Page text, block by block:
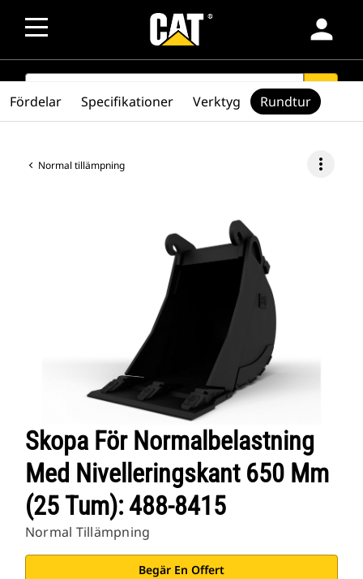
person
SEARCH search
Normal tillämpning more_vert
Skopa För Normalbelastning
Med Nivelleringskant 650 Mm
(25 Tum): 488-8415
Normal Tillämpning
Begär En Offert
Fördelar Specifikationer Verktyg Rundtur